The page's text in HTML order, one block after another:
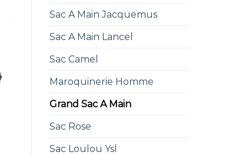
Sac A Main Jacquemus
Sac A Main Lancel
Sac Camel
Maroquinerie Homme
Grand Sac A Main
Sac Rose
Sac Loulou Ysl